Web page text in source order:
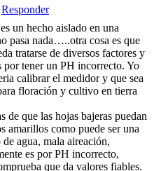
Responder
un hecho aislado en una
pasa nada…..otra cosa es que
tratarse de diversos factores y
por tener un PH incorrecto. Yo
calibrar el medidor y que sea
floración y cultivo en tierra
de que las hojas bajeras puedan
amarillos como puede ser una
agua, mala aireación,
es por PH incorrecto,
que da valores fiables.